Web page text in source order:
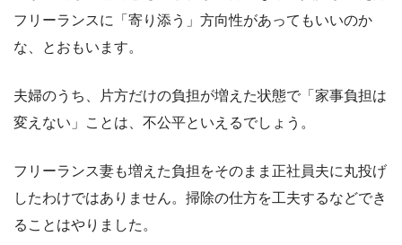
フリーランスに「寄り添う」方向性があってもいいのか
な、とおもいます。
夫婦のうち、片方だけの負担が増えた状態で「家事負担は
変えない」ことは、不公平といえるでしょう。
フリーランス妻も増えた負担をそのまま正社員夫に丸投げ
したわけではありません。掃除の仕方を工夫するなどでき
ることはやりました。